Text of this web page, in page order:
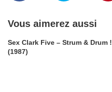
Vous aimerez aussi
Sex Clark Five ‎– Strum & Drum !
(1987)